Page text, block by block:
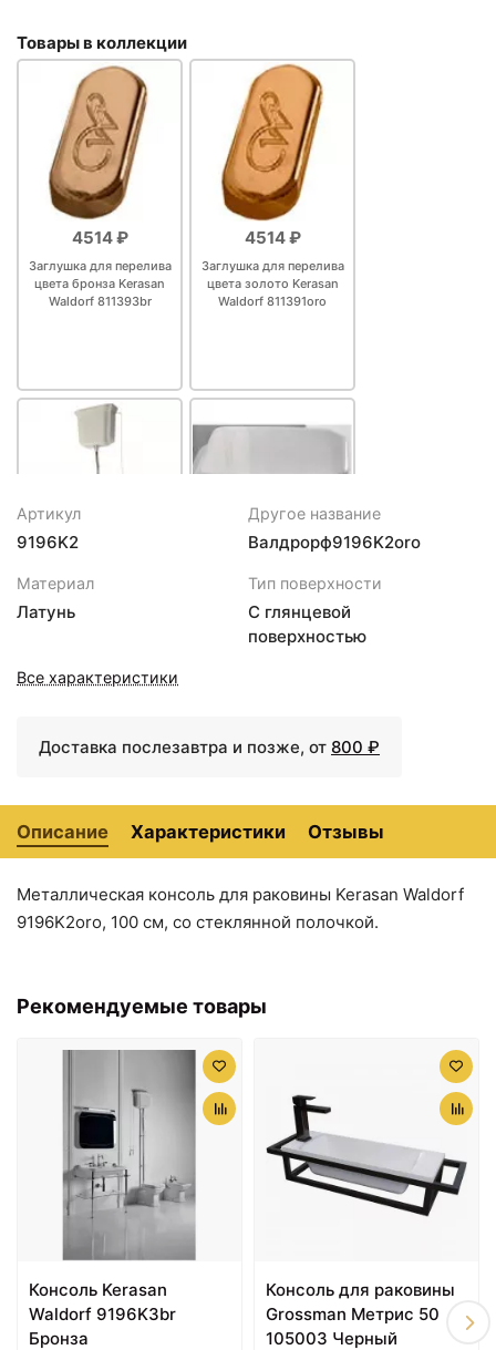
Товары в коллекции
4514 ₽
Заглушка для перелива
цвета бронза Kerasan
Waldorf 811393br
4514 ₽
Заглушка для перелива
цвета золото Kerasan
Waldorf 811391oro
20315 ₽
Бачок высокий для
унитаза Kerasan Waldorf
21384 ₽
Сиденье для унитаза с
микролифтом белый/
хром Kerasan Waldorf
21622 ₽ 21622 ₽
21622 ₽
Бачок для унитаза с
боковым отверстием
для ручки смыва
Kerasan Waldorf 417901bi
Бачок низкий для
унитаза Kerasan Waldorf
418201bi
Артикул
9196K2
Другое название
Валдрорф9196K2oro
Материал
Латунь
Тип поверхности
С глянцевой
поверхностью
Все характеристики
Доставка послезавтра и позже, от 800 ₽
Описание Характеристики Отзывы
Металлическая консоль для раковины Kerasan Waldorf
9196K2oro, 100 см, со стеклянной полочкой.
Рекомендуемые товары
Консоль Kerasan
Waldorf 9196K3br
Бронза
Консоль для раковины
Grossman Метрис 50
105003 Черный